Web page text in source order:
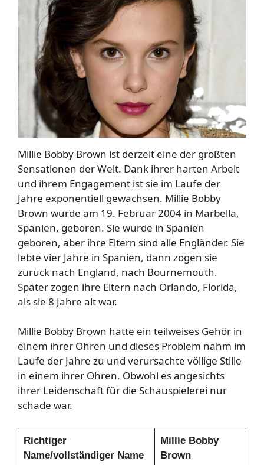
Millie Bobby Brown ist derzeit eine der größten
Sensationen der Welt. Dank ihrer harten Arbeit
und ihrem Engagement ist sie im Laufe der
Jahre exponentiell gewachsen. Millie Bobby
Brown wurde am 19. Februar 2004 in Marbella,
Spanien, geboren. Sie wurde in Spanien
geboren, aber ihre Eltern sind alle Engländer. Sie
lebte vier Jahre in Spanien, dann zogen sie
zurück nach England, nach Bournemouth.
Später zogen ihre Eltern nach Orlando, Florida,
als sie 8 Jahre alt war.
Millie Bobby Brown hatte ein teilweises Gehör in
einem ihrer Ohren und dieses Problem nahm im
Laufe der Jahre zu und verursachte völlige Stille
in einem ihrer Ohren. Obwohl es angesichts
ihrer Leidenschaft für die Schauspielerei nur
schade war.
Richtiger
Name/vollständiger Name
Millie Bobby
Brown